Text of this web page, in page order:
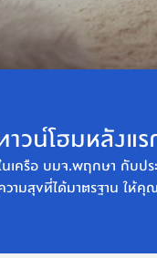
าวน์โฮมหลัง
นเครือ บมจ.พฤกษา กับปร
วามสุขที่ได้มาตรฐาน ให้